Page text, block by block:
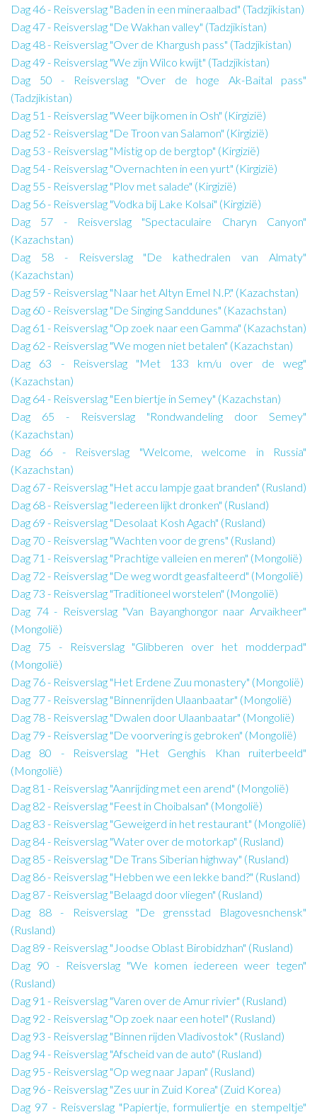
Dag 46 - Reisverslag "Baden in een mineraalbad" (Tadzjikistan)
Dag 47 - Reisverslag "De Wakhan valley" (Tadzjikistan)
Dag 48 - Reisverslag "Over de Khargush pass" (Tadzjikistan)
Dag 49 - Reisverslag "We zijn Wilco kwijt" (Tadzjikistan)
Dag 50 - Reisverslag "Over de hoge Ak-Baital pass"
(Tadzjikistan)
Dag 51 - Reisverslag "Weer bijkomen in Osh" (Kirgizië)
Dag 52 - Reisverslag "De Troon van Salamon" (Kirgizië)
Dag 53 - Reisverslag "Mistig op de bergtop" (Kirgizië)
Dag 54 - Reisverslag "Overnachten in een yurt" (Kirgizië)
Dag 55 - Reisverslag "Plov met salade" (Kirgizië)
Dag 56 - Reisverslag "Vodka bij Lake Kolsai" (Kirgizië)
Dag 57 - Reisverslag "Spectaculaire Charyn Canyon"
(Kazachstan)
Dag 58 - Reisverslag "De kathedralen van Almaty"
(Kazachstan)
Dag 59 - Reisverslag "Naar het Altyn Emel N.P." (Kazachstan)
Dag 60 - Reisverslag "De Singing Sanddunes" (Kazachstan)
Dag 61 - Reisverslag "Op zoek naar een Gamma" (Kazachstan)
Dag 62 - Reisverslag "We mogen niet betalen" (Kazachstan)
Dag 63 - Reisverslag "Met 133 km/u over de weg"
(Kazachstan)
Dag 64 - Reisverslag "Een biertje in Semey" (Kazachstan)
Dag 65 - Reisverslag "Rondwandeling door Semey"
(Kazachstan)
Dag 66 - Reisverslag "Welcome, welcome in Russia"
(Kazachstan)
Dag 67 - Reisverslag "Het accu lampje gaat branden" (Rusland)
Dag 68 - Reisverslag "Iedereen lijkt dronken" (Rusland)
Dag 69 - Reisverslag "Desolaat Kosh Agach" (Rusland)
Dag 70 - Reisverslag "Wachten voor de grens" (Rusland)
Dag 71 - Reisverslag "Prachtige valleien en meren" (Mongolië)
Dag 72 - Reisverslag "De weg wordt geasfalteerd" (Mongolië)
Dag 73 - Reisverslag "Traditioneel worstelen" (Mongolië)
Dag 74 - Reisverslag "Van Bayanghongor naar Arvaikheer"
(Mongolië)
Dag 75 - Reisverslag "Glibberen over het modderpad"
(Mongolië)
Dag 76 - Reisverslag "Het Erdene Zuu monastery" (Mongolië)
Dag 77 - Reisverslag "Binnenrijden Ulaanbaatar" (Mongolië)
Dag 78 - Reisverslag "Dwalen door Ulaanbaatar" (Mongolië)
Dag 79 - Reisverslag "De voorvering is gebroken" (Mongolië)
Dag 80 - Reisverslag "Het Genghis Khan ruiterbeeld"
(Mongolië)
Dag 81 - Reisverslag "Aanrijding met een arend" (Mongolië)
Dag 82 - Reisverslag "Feest in Choibalsan" (Mongolië)
Dag 83 - Reisverslag "Geweigerd in het restaurant" (Mongolië)
Dag 84 - Reisverslag "Water over de motorkap" (Rusland)
Dag 85 - Reisverslag "De Trans Siberian highway" (Rusland)
Dag 86 - Reisverslag "Hebben we een lekke band?" (Rusland)
Dag 87 - Reisverslag "Belaagd door vliegen" (Rusland)
Dag 88 - Reisverslag "De grensstad Blagovesnchensk"
(Rusland)
Dag 89 - Reisverslag "Joodse Oblast Birobidzhan" (Rusland)
Dag 90 - Reisverslag "We komen iedereen weer tegen"
(Rusland)
Dag 91 - Reisverslag "Varen over de Amur rivier" (Rusland)
Dag 92 - Reisverslag "Op zoek naar een hotel" (Rusland)
Dag 93 - Reisverslag "Binnen rijden Vladivostok" (Rusland)
Dag 94 - Reisverslag "Afscheid van de auto" (Rusland)
Dag 95 - Reisverslag "Op weg naar Japan" (Rusland)
Dag 96 - Reisverslag "Zes uur in Zuid Korea" (Zuid Korea)
Dag 97 - Reisverslag "Papiertje, formuliertje en stempeltje"